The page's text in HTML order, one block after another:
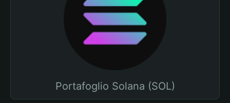
Portafoglio Solana (SOL)